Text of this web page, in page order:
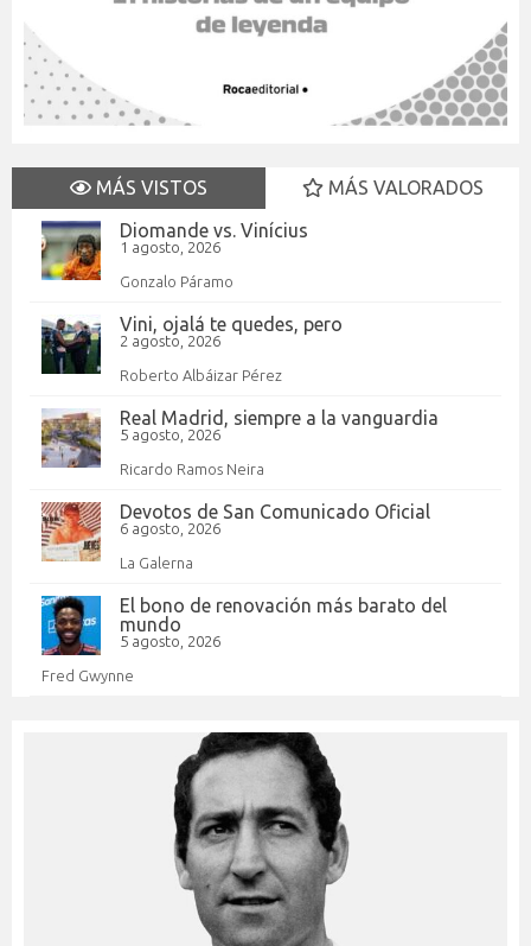
MÁS VISTOS
MÁS VALORADOS
Diomande vs. Vinícius
1 agosto, 2026
Gonzalo Páramo
Vini, ojalá te quedes, pero
2 agosto, 2026
Roberto Albáizar Pérez
Real Madrid, siempre a la vanguardia
5 agosto, 2026
Ricardo Ramos Neira
Devotos de San Comunicado Oficial
6 agosto, 2026
La Galerna
El bono de renovación más barato del
mundo
5 agosto, 2026
Fred Gwynne